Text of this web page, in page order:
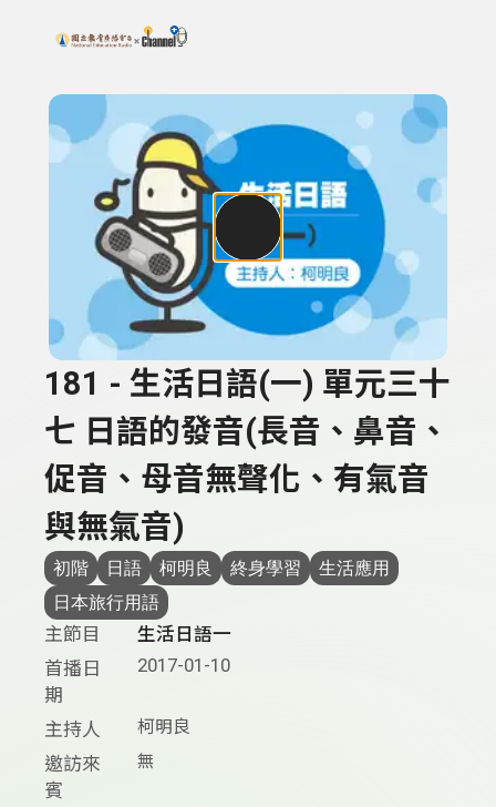
上方功能區塊
搜尋關鍵字：可輸入節目名稱、主持人或關鍵字
181 - 生活日語(一) 單元三十
七 日語的發音(長音、鼻音、
促音、母音無聲化、有氣音
與無氣音)
初階 日語 柯明良 終身學習
生活應用
日本旅行用語
主節目
生活日語一
首播日
期
2017-01-10
主持人 柯明良
邀訪來
賓
無